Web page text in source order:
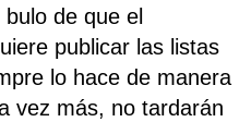
de que el
publicar las listas
lo hace de manera
vez más, no tardarán